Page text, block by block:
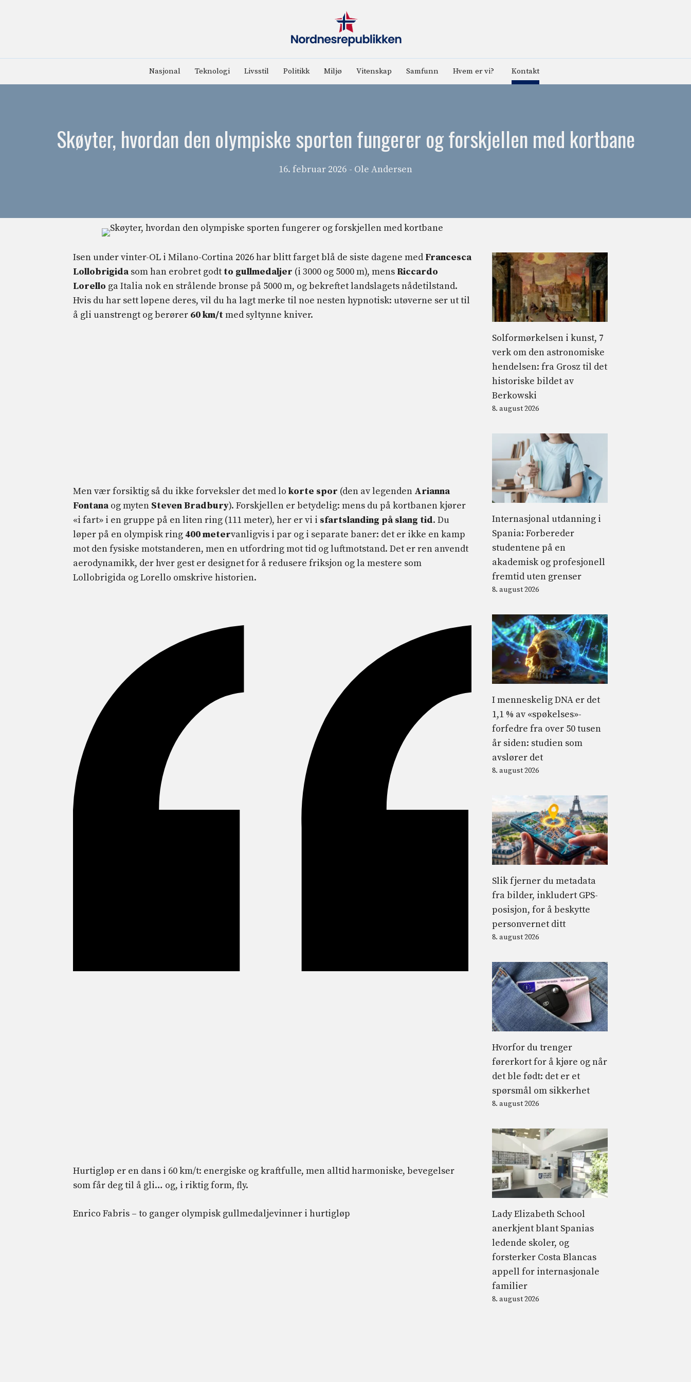
Nasjonal Teknologi Livsstil Politikk Miljø Vitenskap Samfunn Hvem er vi? Kontakt
Skøyter, hvordan den olympiske sporten fungerer og forskjellen med kortbane
16. februar 2026 - Ole Andersen
Isen under vinter-OL i Milano-Cortina 2026 har blitt farget blå de siste dagene med Francesca
Lollobrigida som han erobret godt to gullmedaljer (i 3000 og 5000 m), mens Riccardo
Lorello ga Italia nok en strålende bronse på 5000 m, og bekreftet landslagets nådetilstand.
Hvis du har sett løpene deres, vil du ha lagt merke til noe nesten hypnotisk: utøverne ser ut til
å gli uanstrengt og berører 60 km/tmed syltynne kniver.
Men vær forsiktig så du ikke forveksler det med lo korte spor (den av legenden Arianna
Fontana og myten Steven Bradbury). Forskjellen er betydelig: mens du på kortbanen kjører
«i fart» i en gruppe på en liten ring (111 meter), her er vi i sfartslanding på slang tid. Du
løper på en olympisk ring 400 metervanligvis i par og i separate baner: det er ikke en kamp
mot den fysiske motstanderen, men en utfordring mot tid og luftmotstand. Det er ren anvendt
aerodynamikk, der hver gest er designet for å redusere friksjon og la mestere som
Lollobrigida og Lorello omskrive historien.
Hurtigløp er en dans i 60 km/t: energiske og kraftfulle, men alltid harmoniske, bevegelser
som får deg til å gli… og, i riktig form, fly.
Enrico Fabris – to ganger olympisk gullmedaljevinner i hurtigløp
Solformørkelsen i kunst, 7
verk om den astronomiske
hendelsen: fra Grosz til det
historiske bildet av
Berkowski
8. august 2026
Internasjonal utdanning i
Spania: Forbereder
studentene på en
akademisk og profesjonell
fremtid uten grenser
8. august 2026
I menneskelig DNA er det
1,1 % av «spøkelses»-
forfedre fra over 50 tusen
år siden: studien som
avslører det
8. august 2026
Slik fjerner du metadata
fra bilder, inkludert GPS-
posisjon, for å beskytte
personvernet ditt
8. august 2026
Hvorfor du trenger
førerkort for å kjøre og når
det ble født: det er et
spørsmål om sikkerhet
8. august 2026
Lady Elizabeth School
anerkjent blant Spanias
ledende skoler, og
forsterker Costa Blancas
appell for internasjonale
familier
8. august 2026